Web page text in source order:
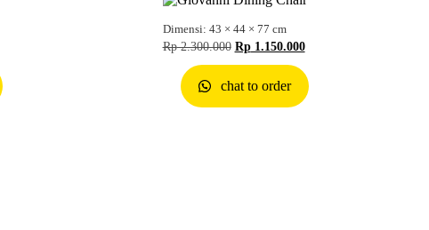
Dimensi: 43 × 44 × 77 cm
Rp2.300.000 Rp1.150.000
chat to order